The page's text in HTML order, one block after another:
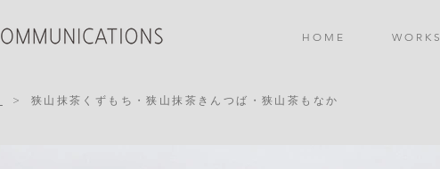
H O M E W O R K S
> 狭山抹茶くずもち・狭山抹茶きんつば・狭山茶もなか